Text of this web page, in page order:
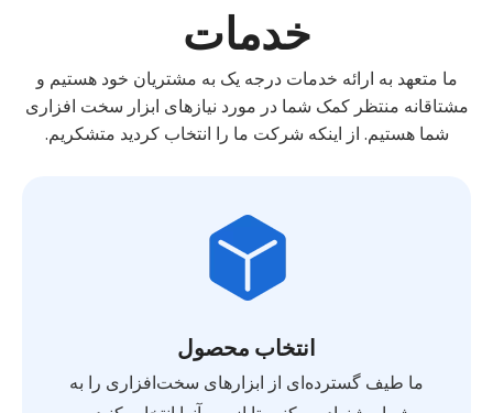
خدمات
ما متعهد به ارائه خدمات درجه یک به مشتریان خود هستیم و
مشتاقانه منتظر کمک شما در مورد نیازهای ابزار سخت افزاری
شما هستیم. از اینکه شرکت ما را انتخاب کردید متشکریم.
انتخاب محصول
ما طیف گسترده‌ای از ابزارهای سخت‌افزاری را به